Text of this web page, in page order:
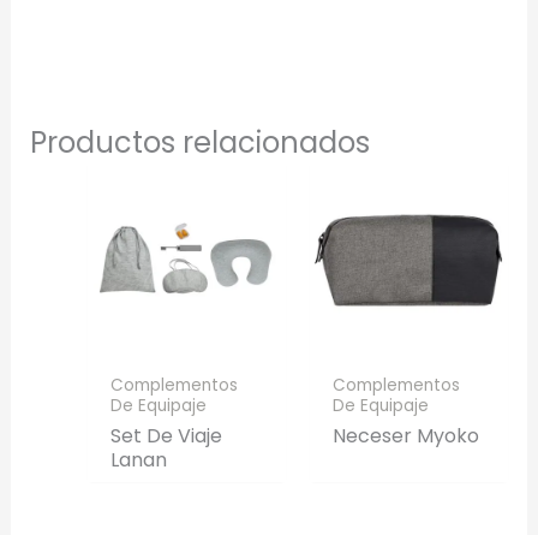
Productos relacionados
Complementos
De Equipaje
Set De Viaje
Lanan
Complementos
De Equipaje
Neceser Myoko